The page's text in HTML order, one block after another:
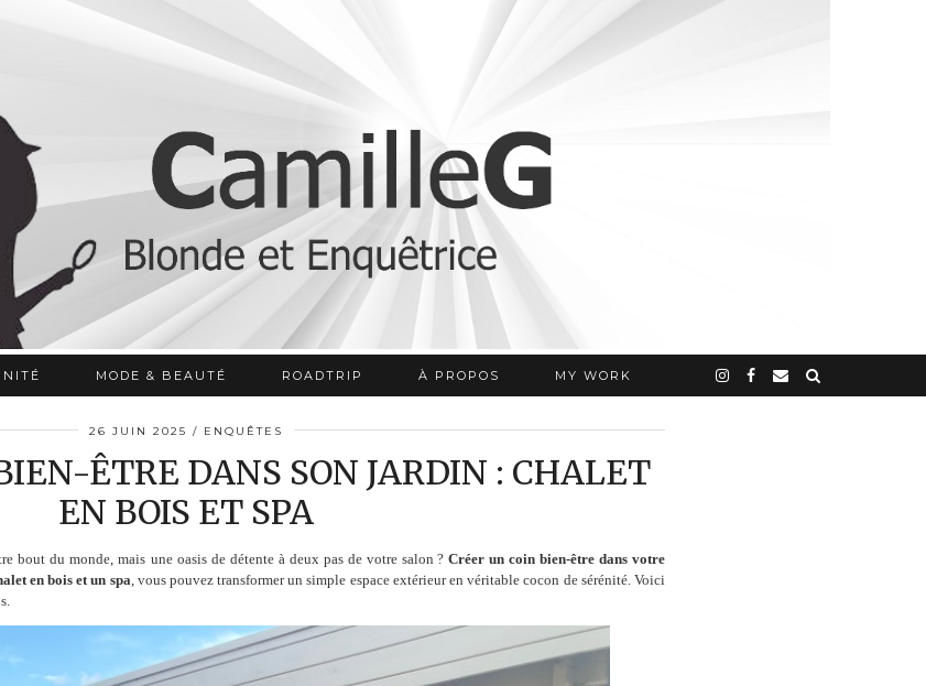
MODE & BEAUTÉ ROADTRIP À PROPOS MY WORK
26 JUIN 2025 ENQUÊTES
ÊTRE DANS SON JARDIN : CHALET
EN BOIS ET SPA
bout du monde, mais une oasis de détente à deux pas de votre salon ? Créer un coin bien-être dans votre
en bois et un spa, vous pouvez transformer un simple espace extérieur en véritable cocon de sérénité. Voici